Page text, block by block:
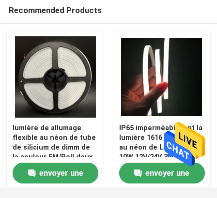
Recommended Products
lumière de allumage
flexible au néon de tube
de silicium de dimm de
la couleur 5M/Roll deux
de 240LEDs/M double
envoyer une
IP65 imperméabilisent la
lumière 1616 de bande
au néon de LED CRI>90
10W 12V/24V 3000k
4000k 6500k
envoyer une